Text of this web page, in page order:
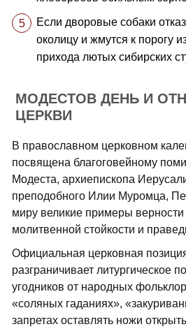
Если дворовые собаки
околицу и жмутся к порогу
прихода лютых сибирских
МОДЕСТОВ ДЕНЬ И
ЦЕРКВИ
В православном церковном
посвящена благоговейному
Модеста, архиепископа
преподобного Илии Муромца,
миру великие примеры верности
молитвенной стойкости и
Официальная церковная
разграничивает литургическое
угодников от народных
«соляных гаданиях»,
запретах оставлять ножи